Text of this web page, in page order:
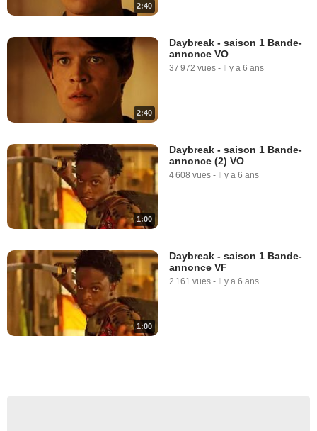
2:40
2:40
Daybreak - saison 1 Bande-
annonce VO
37 972 vues - Il y a 6 ans
1:00
Daybreak - saison 1 Bande-
annonce (2) VO
4 608 vues - Il y a 6 ans
1:00
Daybreak - saison 1 Bande-
annonce VF
2 161 vues - Il y a 6 ans